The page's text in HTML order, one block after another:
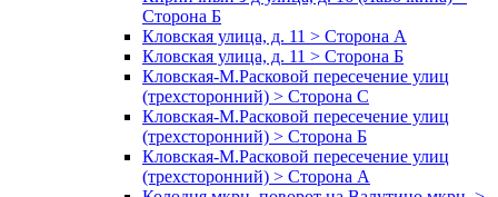
Сторона Б
Кловская улица, д. 11 > Сторона А
Кловская улица, д. 11 > Сторона Б
Кловская-М.Расковой пересечение улиц
(трехсторонний) > Сторона С
Кловская-М.Расковой пересечение улиц
(трехсторонний) > Сторона Б
Кловская-М.Расковой пересечение улиц
(трехсторонний) > Сторона А